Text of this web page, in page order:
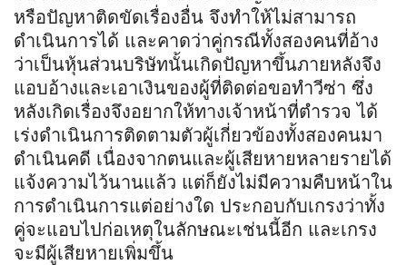
หรือปัญหาติดขัดเรื่องอื่น จึงทำให้ไม่สามารถ
ดำเนินการได้ และคาดว่าคู่กรณีทั้งสองคนที่อ้าง
ว่าเป็นหุ้นส่วนบริษัทนั้นเกิดปัญหาขึ้นภายหลังจึง
แอบอ้างและเอาเงินของผู้ที่ติดต่อขอทำวีซ่า ซึ่ง
หลังเกิดเรื่องจึงอยากให้ทางเจ้าหน้าที่ตำรวจ ได้
เร่งดำเนินการติดตามตัวผู้เกี่ยวข้องทั้งสองคนมา
ดำเนินคดี เนื่องจากตนและผู้เสียหายหลายรายได้
แจ้งความไว้นานแล้ว แต่ก็ยังไม่มีความคืบหน้าใน
การดำเนินการแต่อย่างใด ประกอบกับเกรงว่าทั้ง
คู่จะแอบไปก่อเหตุในลักษณะเช่นนี้อีก และเกรง
จะมีผู้เสียหายเพิ่มขึ้น